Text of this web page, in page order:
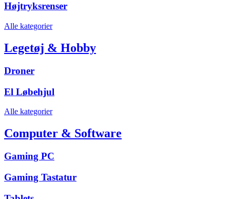
Højtryksrenser
Alle kategorier
Legetøj & Hobby
Droner
El Løbehjul
Alle kategorier
Computer & Software
Gaming PC
Gaming Tastatur